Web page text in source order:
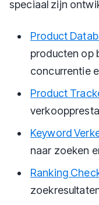
speciaal zijn
Product
producten op
concurrentie
Product
Keyword
naar zoeken
Ranking